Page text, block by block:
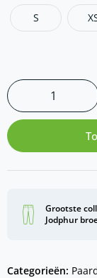
S
Grootste
Jodphur
Categorieën: